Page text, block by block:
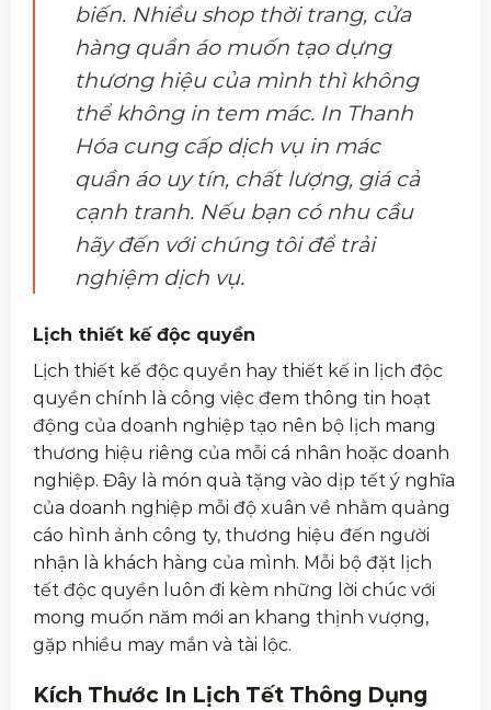
biến. Nhiều shop thời trang, cửa
hàng quần áo muốn tạo dựng
thương hiệu của mình thì không
thể không in tem mác. In Thanh
Hóa cung cấp dịch vụ in mác
quần áo uy tín, chất lượng, giá cả
cạnh tranh. Nếu bạn có nhu cầu
hãy đến với chúng tôi để trải
nghiệm dịch vụ.
Lịch thiết kế độc quyền
Lịch thiết kế độc quyền hay thiết kế in lịch độc
quyền chính là công việc đem thông tin hoạt
động của doanh nghiệp tạo nên bộ lịch mang
thương hiệu riêng của mỗi cá nhân hoặc doanh
nghiệp. Đây là món quà tặng vào dịp tết ý nghĩa
của doanh nghiệp mỗi độ xuân về nhằm quảng
cáo hình ảnh công ty, thương hiệu đến người
nhận là khách hàng của mình. Mỗi bộ đặt lịch
tết độc quyền luôn đi kèm những lời chúc với
mong muốn năm mới an khang thịnh vượng,
gặp nhiều may mắn và tài lộc.
Kích Thước In Lịch Tết Thông Dụng